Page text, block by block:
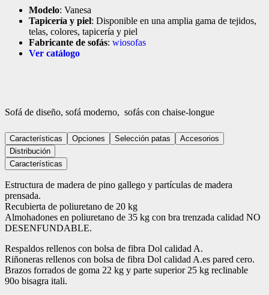
Modelo: Vanesa
Tapicería y piel: Disponible en una amplia gama de tejidos,
telas, colores, tapicería y piel
Fabricante de sofás: wiosofas
Ver catálogo
Sofá de diseño, sofá moderno, sofás con chaise-longue
Características Opciones Selección patas
Accesorios
Distribución
Características
Estructura de madera de pino gallego y partículas de madera
prensada.
Recubierta de poliuretano de 20 kg
Almohadones en poliuretano de 35 kg con bra trenzada calidad NO
DESENFUNDABLE.
Respaldos rellenos con bolsa de fibra Dol calidad A.
Riñoneras rellenos con bolsa de fibra Dol calidad A.es pared cero.
Brazos forrados de goma 22 kg y parte superior 25 kg reclinable
90o bisagra itali.